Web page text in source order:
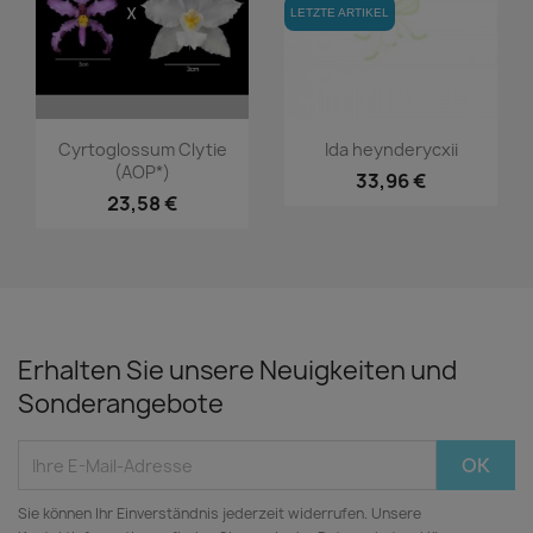
Vorschau
Cyrtoglossum Clytie
(AOP*)
23,58 €
LETZTE ARTIKEL
Vorschau
Ida heynderycxii
33,96 €
Erhalten Sie unsere Neuigkeiten und
Sonderangebote
Sie können Ihr Einverständnis jederzeit widerrufen. Unsere